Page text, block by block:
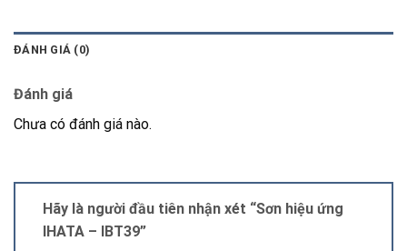
ĐÁNH GIÁ (0)
Đánh giá
Chưa có đánh giá nào.
Hãy là người đầu tiên nhận xét “Sơn hiệu ứng
IHATA – IBT39”